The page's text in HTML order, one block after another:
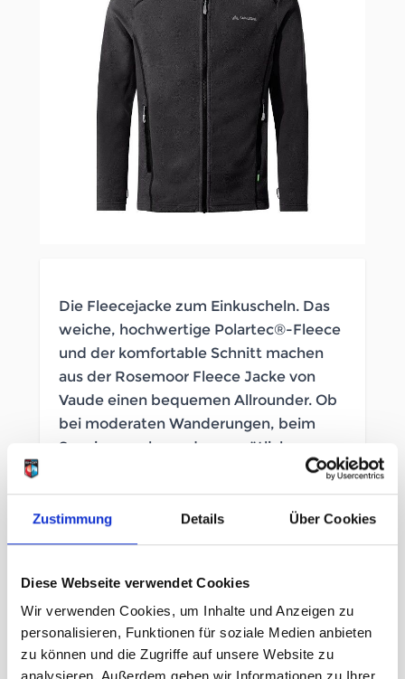
Zustimmung Details Über Cookies
Diese Webseite verwendet Cookies
Wir verwenden Cookies, um Inhalte und Anzeigen zu
personalisieren, Funktionen für soziale Medien anbieten
zu können und die Zugriffe auf unsere Website zu
Die Fleecejacke zum Einkuscheln. Das
weiche, hochwertige Polartec®-Fleece
und der komfortable Schnitt machen
aus der Rosemoor Fleece Jacke von
Vaude einen bequemen Allrounder. Ob
bei moderaten Wanderungen, beim
Spazierengehen oder gemütlich zu
Hause – die Fleecejacke wärmt drunter
und drüber. Sie lässt sich zudem in eine
3in1 Jacke mit Zip-in Label einzippen
wie z. B. der Rosemoor 3in1 Jacket.
NICHT AUF LAGER
Artikelnummer LB_2643870039
Geschlecht Herren